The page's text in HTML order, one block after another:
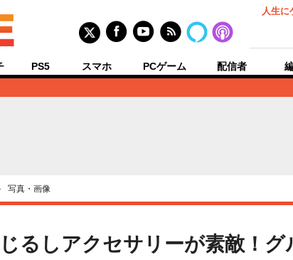
人生に
PS5 スマホ PCゲーム 配信者
› 写真・画像
るしアクセサリーが素敵！